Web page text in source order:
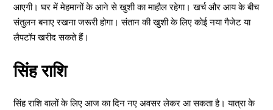
आएगी। घर में मेहमानों के आने से खुशी का माहौल रहेगा। खर्च और आय के बीच
संतुलन बनाए रखना जरूरी होगा। संतान की खुशी के लिए कोई नया गैजेट या
लैपटॉप खरीद सकते हैं।
सिंह राशि
सिंह राशि वालों के लिए आज का दिन नए अवसर लेकर आ सकता है। यात्रा के